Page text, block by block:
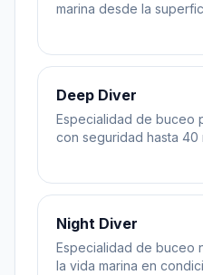
marina desde la
Deep Diver
Especialidad de buceo
con seguridad hasta
Night Diver
Especialidad de buceo
la vida marina en